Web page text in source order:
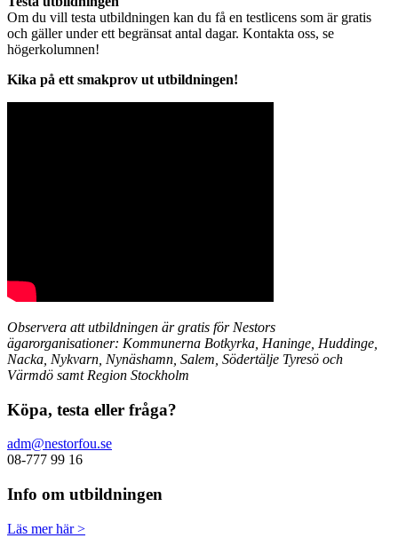
Om du vill testa utbildningen kan du få en testlicens som är gratis
och gäller under ett begränsat antal dagar. Kontakta oss, se
högerkolumnen!
Kika på ett smakprov ut utbildningen!
Observera att utbildningen är gratis för Nestors
ägarorganisationer: Kommunerna Botkyrka, Haninge, Huddinge,
Nacka, Nykvarn, Nynäshamn, Salem, Södertälje Tyresö och
Värmdö samt Region Stockholm
Köpa, testa eller fråga?
adm@nestorfou.se
08-777 99 16
Info om utbildningen
Läs mer här >